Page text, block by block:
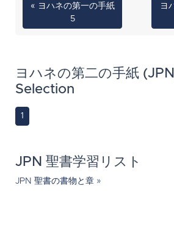
« ヨハネの第一の手紙
5
ヨ
ヨハネの第二の手紙
Selection
1
JPN 聖書学習リスト
JPN 聖書の書物と章 »